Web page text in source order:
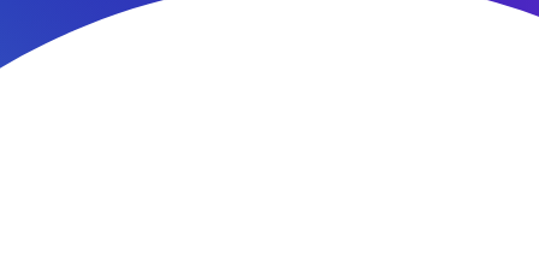
предрейсовых медосмотров